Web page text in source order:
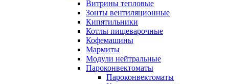
Витрины тепловые
Зонты вентиляционные
Кипятильники
Котлы пищеварочные
Кофемашины
Мармиты
Модули нейтральные
Пароконвектоматы
Пароконвектоматы